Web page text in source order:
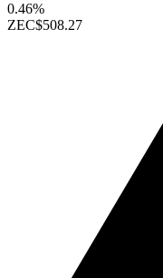
0.46%
ZEC$508.27